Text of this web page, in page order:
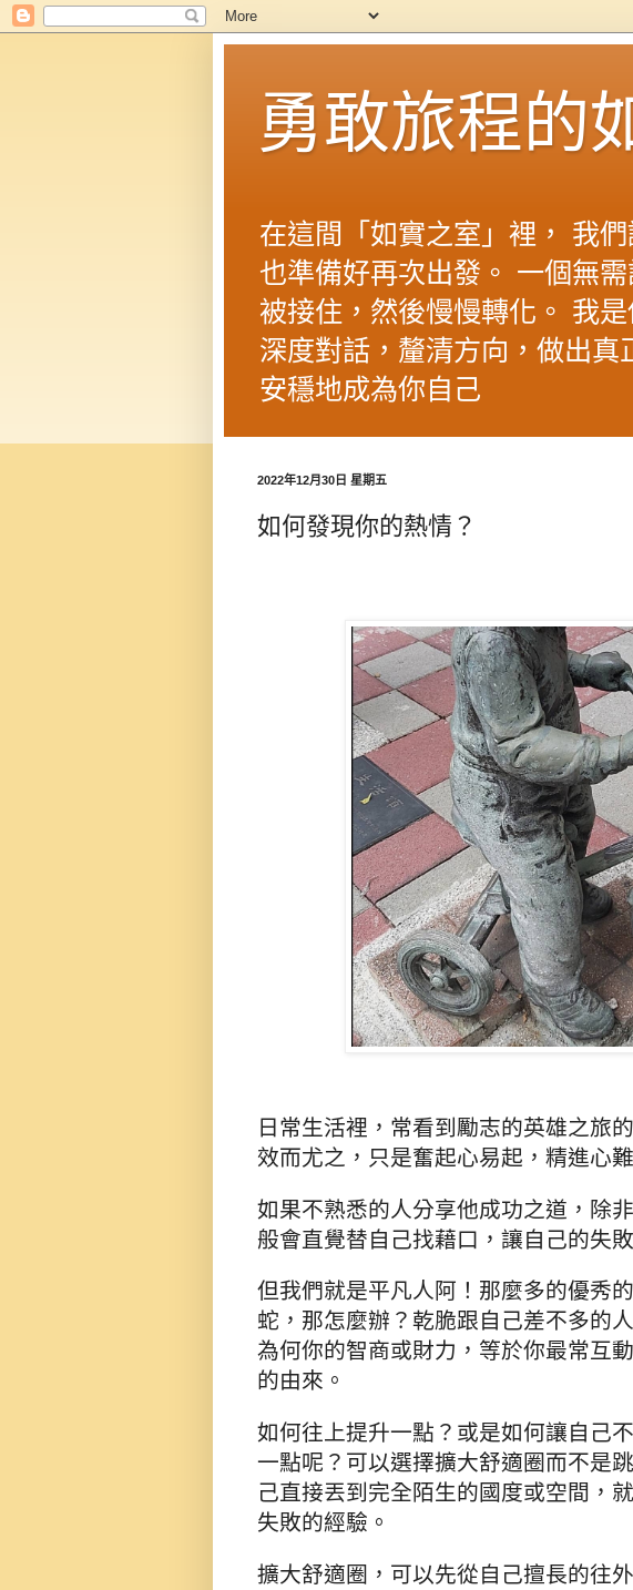
勇敢旅程的
在這間「如實之室」裡， 我
也準備好再次出發。 一個無
被接住，然後慢慢轉化。 我
深度對話，釐清方向，做出
安穩地成為你自己
2022年12月30日 星期五
如何發現你的熱情？
日常生活裡，常看到勵志的英雄之旅
效而尤之，只是奮起心易起，精進心難
如果不熟悉的人分享他成功之道，除
般會直覺替自己找藉口，讓自己的失
但我們就是平凡人阿！那麼多的優秀
蛇，那怎麼辦？乾脆跟自己差不多的
為何你的智商或財力，等於你最常互
的由來。
如何往上提升一點？或是如何讓自己
一點呢？可以選擇擴大舒適圈而不是
己直接丟到完全陌生的國度或空間，
失敗的經驗。
擴大舒適圈，可以先從自己擅長的往